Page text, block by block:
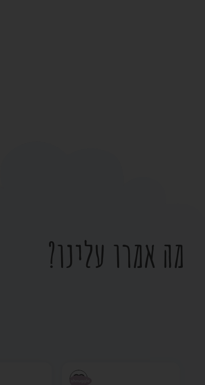
מה אמרו עלינו?